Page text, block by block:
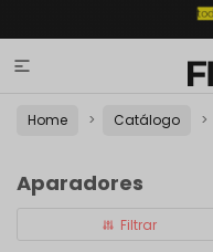

Home Catálogo
Aparadores